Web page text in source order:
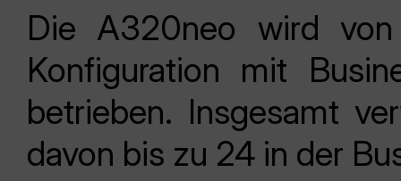
Die A320neo wird
Konfiguration mit
betrieben. Insgesamt
davon bis zu 24 in der